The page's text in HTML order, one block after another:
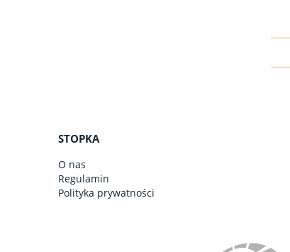
STOPKA
O nas
Regulamin
Polityka prywatności